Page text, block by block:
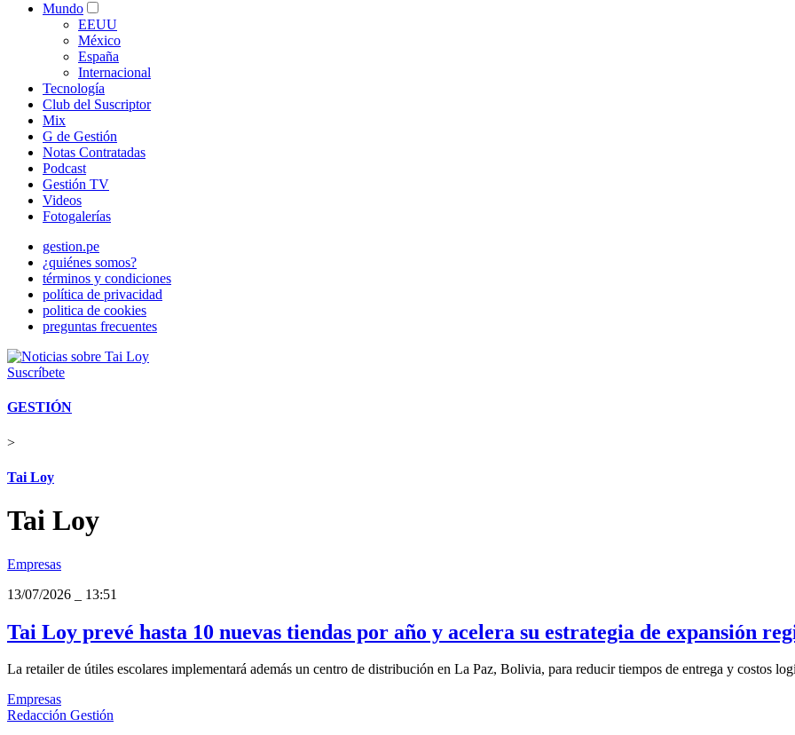
Mundo
EEUU
México
España
Internacional
Tecnología
Club del Suscriptor
Mix
G de Gestión
Notas Contratadas
Podcast
Gestión TV
Videos
Fotogalerías
gestion.pe
¿quiénes somos?
términos y condiciones
política de privacidad
politica de cookies
preguntas frecuentes
Suscríbete
GESTIÓN
>
Tai Loy
Tai Loy
Empresas
13/07/2026
13:51
Tai Loy prevé hasta 10 nuevas tiendas por año y acelera su estrategia de expansión
La retailer de útiles escolares implementará además un centro de distribución en La Paz, Bolivia, para reducir tiempos de entrega y costos
Empresas
Redacción Gestión